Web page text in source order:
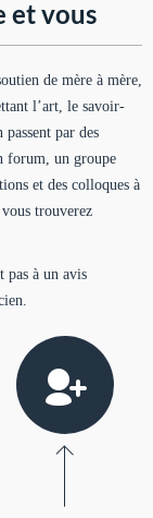
et vous
de mère à mère,
l’art, le savoir-
par des
forum, un groupe
et des colloques à
trouverez
pas à un avis